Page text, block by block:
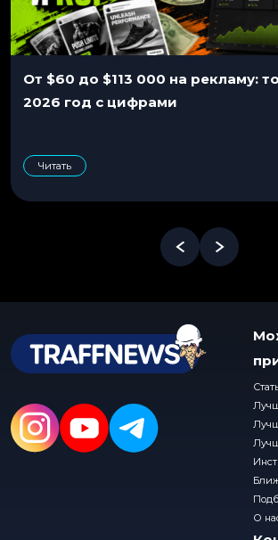
От $60 до $113 000 на рекламу:
2026 год с цифрами
Читать
О